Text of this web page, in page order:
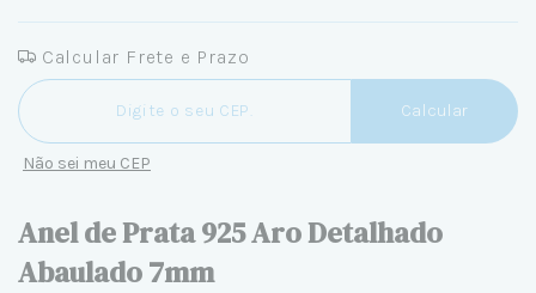
Calcular Frete e Prazo
Entregas para o CEP:
Calcular
Não sei meu CEP
Anel de Prata 925 Aro Detalhado
Abaulado 7mm